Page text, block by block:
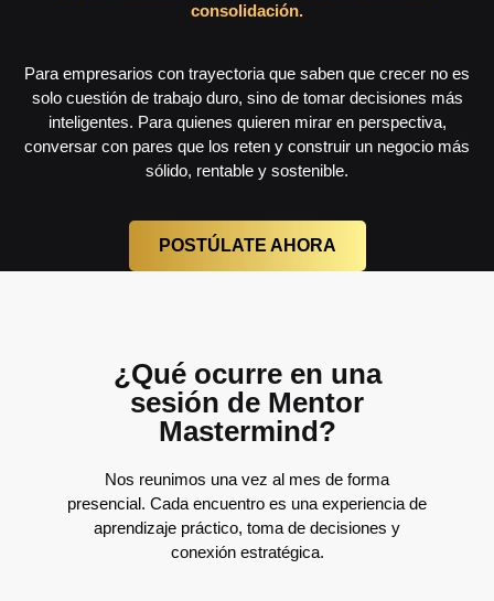
consolidación.
Para empresarios con trayectoria que saben que crecer no es
solo cuestión de trabajo duro, sino de tomar decisiones más
inteligentes. Para quienes quieren mirar en perspectiva,
conversar con pares que los reten y construir un negocio más
sólido, rentable y sostenible.
POSTÚLATE AHORA
¿Qué ocurre en una
sesión de Mentor
Mastermind?
Nos reunimos una vez al mes de forma
presencial. Cada encuentro es una experiencia de
aprendizaje práctico, toma de decisiones y
conexión estratégica.